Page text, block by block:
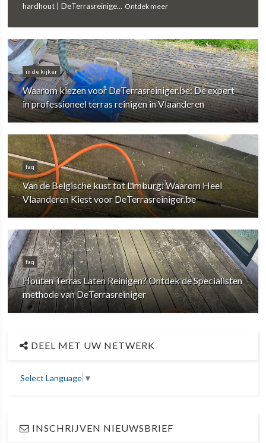
hardhout | DeTerrasreinige... Ontdek meer
in de kijker
Waarom kiezen voor DeTerrasreiniger.be: De expert
in professioneel terras reinigen in Vlaanderen
faq
Van de Belgische kust tot Limburg: Waarom Heel
Vlaanderen Kiest voor DeTerrasreiniger.be
faq
Houten Terras Laten Reinigen? Ontdek de Specialisten
methode van DeTerrasreiniger
DEEL MET UW NETWERK
Select Language ▼
INSCHRIJVEN NIEUWSBRIEF